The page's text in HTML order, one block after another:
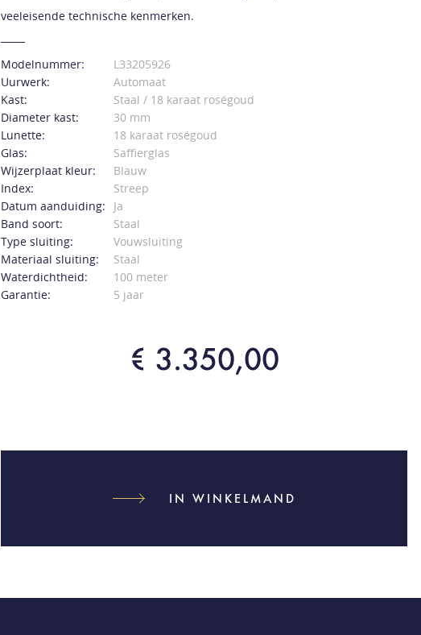
veeleisende technische kenmerken.
Modelnummer:
L33205926
Uurwerk:
Automaat
Kast:
Staal / 18 karaat roségoud
Diameter kast:
30 mm
Lunette:
18 karaat roségoud
Glas:
Saffierglas
Wijzerplaat kleur:
Blauw
Index:
Streep
Datum aanduiding:
Ja
Band soort:
Staal
Type sluiting:
Vouwsluiting
Materiaal sluiting:
Staal
Waterdichtheid:
100 meter
Garantie:
5 jaar
€ 3.350,00
IN WINKELMAND